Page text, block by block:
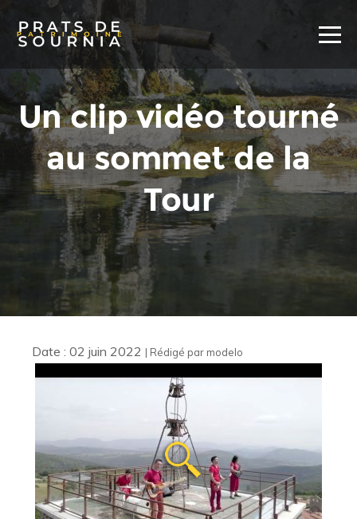
Un clip vidéo tourné
au sommet de la
Tour
Date : 02 juin 2022 | Rédigé par modelo